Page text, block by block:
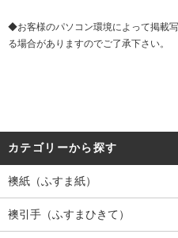
◆お客様のパソコン環境によって掲載
る場合がありますのでご了承下さい。
カテゴリーから探す
襖紙（ふすま紙）
襖引手（ふすまひきて）